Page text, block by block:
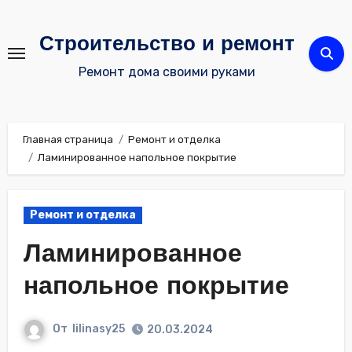
содержимому
Строительство и ремонт
Ремонт дома своими руками
Главная страница
Ремонт и отделка
Ламинированное напольное покрытие
Ремонт и отделка
Ламинированное
напольное покрытие
От lilinasy25 20.03.2024